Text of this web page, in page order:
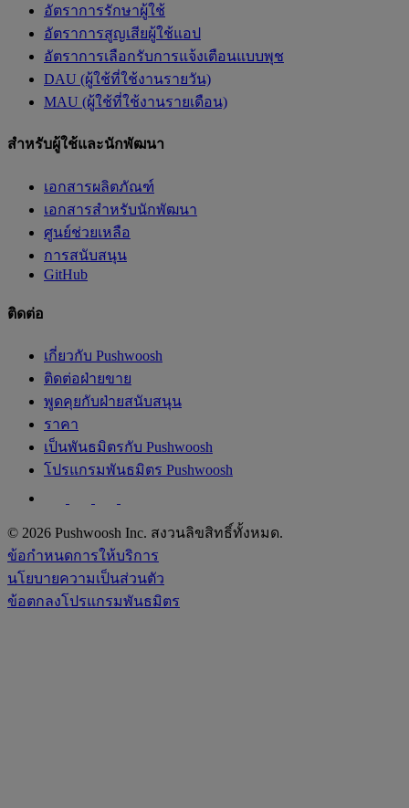
อัตราการรักษาผู้ใช้
อัตราการสูญเสียผู้ใช้แอป
อัตราการเลือกรับการแจ้งเตือนแบบพุช
DAU (ผู้ใช้ที่ใช้งานรายวัน)
MAU (ผู้ใช้ที่ใช้งานรายเดือน)
สำหรับผู้ใช้และนักพัฒนา
เอกสารผลิตภัณฑ์
เอกสารสำหรับนักพัฒนา
ศูนย์ช่วยเหลือ
การสนับสนุน
GitHub
ติดต่อ
เกี่ยวกับ Pushwoosh
ติดต่อฝ่ายขาย
พูดคุยกับฝ่ายสนับสนุน
ราคา
เป็นพันธมิตรกับ Pushwoosh
โปรแกรมพันธมิตร Pushwoosh
© 2026 Pushwoosh Inc. สงวนลิขสิทธิ์ทั้งหมด.
ข้อกำหนดการให้บริการ
นโยบายความเป็นส่วนตัว
ข้อตกลงโปรแกรมพันธมิตร